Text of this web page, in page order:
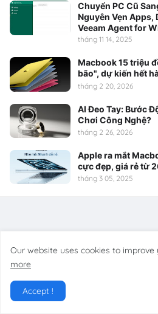
Chuyển PC Cũ
Nguyên Vẹn Apps,
Veeam Agent for
tháng 11 14, 2025
Macbook 15 triệu
bão", dự kiến hết
tháng 2 20, 2026
AI Đeo Tay: Bước
Chơi Công Nghệ?
tháng 2 26, 2026
Apple ra mắt
cực đẹp, giá rẻ từ
tháng 3 05, 2025
Our website uses cookies to improve
more
Accept !